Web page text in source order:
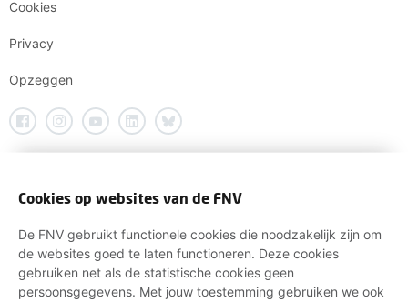
Cookies
Privacy
Opzeggen
Cookies op websites van de FNV
De FNV gebruikt functionele cookies die noodzakelijk zijn om
de websites goed te laten functioneren. Deze cookies
gebruiken net als de statistische cookies geen
persoonsgegevens. Met jouw toestemming gebruiken we ook